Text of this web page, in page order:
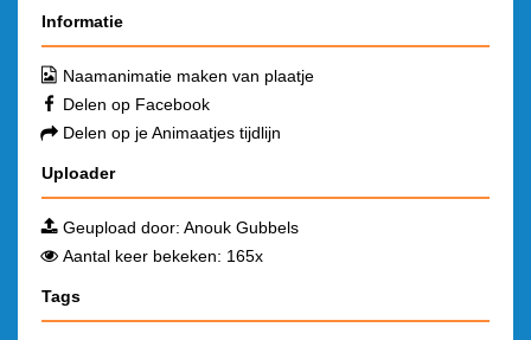
Informatie
Naamanimatie maken van plaatje
Delen op Facebook
Delen op je Animaatjes tijdlijn
Uploader
Geupload door: Anouk Gubbels
Aantal keer bekeken: 165x
Tags